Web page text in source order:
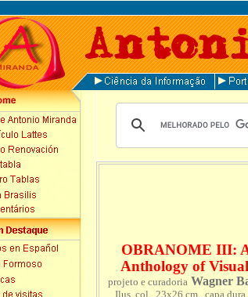
OBRANOME III:
Anthology of
projeto e curadoria Wagner
Ilus. col. 23x26 cm. capa